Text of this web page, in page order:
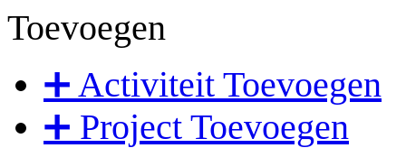
Toevoegen
➕ Activiteit Toevoegen
➕ Project Toevoegen